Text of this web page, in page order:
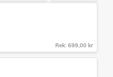
Rek: 699,00 kr